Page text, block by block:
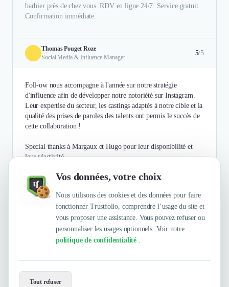
Vos données, votre choix
Nous utilisons des cookies et des données pour faire
fonctionner Trustfolio, comprendre l’usage du site et
vous proposer une assistance. Vous pouvez refuser ou
personnaliser les usages optionnels. Voir notre
politique de confidentialité .
Tout refuser
barbier près de chez vous. RDV en ligne 24/7. Service gratuit.
Confirmation immédiate.
Thomas Pouget Roze
Social Media & Influence Manager
5/5
Foll-ow nous accompagne à l'année sur notre stratégie
d'influence afin de développer notre notoriété sur Instagram.
Leur expertise du secteur, les castings adaptés à notre cible et la
qualité des prises de paroles des talents ont permis le succès de
cette collaboration !
Special thanks à Margaux et Hugo pour leur disponibilité et
leur réactivité.
Authentifié le 27/07/2021 par